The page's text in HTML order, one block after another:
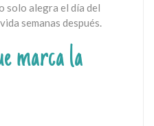
solo alegra el día del
semanas después.
marca la